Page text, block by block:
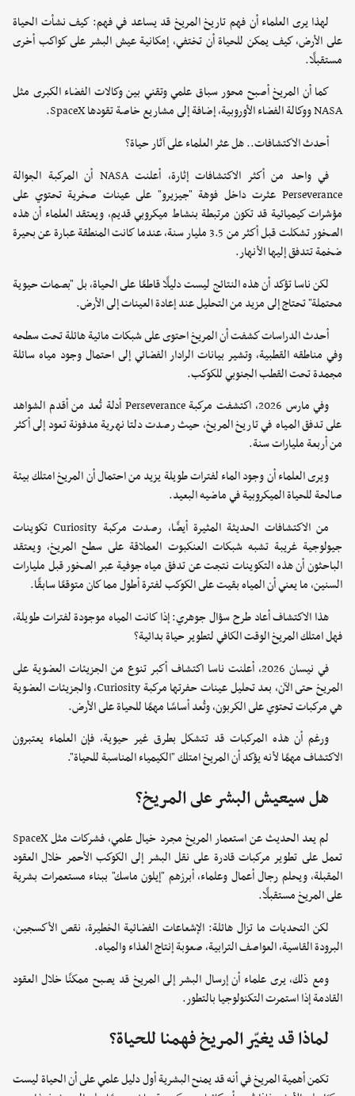
لهذا يرى العلماء أن فهم تاريخ المريخ قد يساعد في فهم: كيف نشأت الحياة
على الأرض، كيف يمكن للحياة أن تختفي، إمكانية عيش البشر على كواكب أخرى
مستقبلًا.
كما أن المريخ أصبح محور سباق علمي وتقني بين وكالات الفضاء الكبرى مثل
NASA ووكالة الفضاء الأوروبية، إضافة إلى مشاريع خاصة تقودها SpaceX.
أحدث الاكتشافات.. هل عثر العلماء على آثار حياة؟
في واحد من أكثر الاكتشافات إثارة، أعلنت NASA أن المركبة الجوالة
Perseverance عثرت داخل فوهة "جيزيرو" على عينات صخرية تحتوي على
مؤشرات كيميائية قد تكون مرتبطة بنشاط ميكروبي قديم، ويعتقد العلماء أن هذه
الصخور تشكلت قبل أكثر من 3.5 مليار سنة، عندما كانت المنطقة عبارة عن بحيرة
ضخمة تتدفق إليها الأنهار.
لكن ناسا تؤكد أن هذه النتائج ليست دليلًا قاطعًا على الحياة، بل "بصمات حيوية
محتملة" تحتاج إلى مزيد من التحليل عند إعادة العينات إلى الأرض.
أحدث الدراسات كشفت أن المريخ احتوى على شبكات مائية هائلة تحت سطحه
وفي مناطقه القطبية، وتشير بيانات الرادار الفضائي إلى احتمال وجود مياه سائلة
مجمدة تحت القطب الجنوبي للكوكب.
وفي مارس 2026، اكتشفت مركبة Perseverance أدلة تُعد من أقدم الشواهد
على تدفق المياه في تاريخ المريخ، حيث رصدت دلتا نهرية مدفونة تعود إلى أكثر
من أربعة مليارات سنة.
ويرى العلماء أن وجود الماء لفترات طويلة يزيد من احتمال أن المريخ امتلك بيئة
صالحة للحياة الميكروبية في ماضيه البعيد.
من الاكتشافات الحديثة المثيرة أيضًا، رصدت مركبة Curiosity تكوينات
جيولوجية غريبة تشبه شبكات العنكبوت العملاقة على سطح المريخ، ويعتقد
الباحثون أن هذه التكوينات نتجت عن تدفق مياه جوفية عبر الصخور قبل مليارات
السنين، ما يعني أن المياه بقيت على الكوكب لفترة أطول مما كان متوقعًا سابقًا.
هذا الاكتشاف أعاد طرح سؤال جوهري: إذا كانت المياه موجودة لفترات طويلة،
فهل امتلك المريخ الوقت الكافي لتطوير حياة بدائية؟
في نيسان 2026، أعلنت ناسا اكتشاف أكبر تنوع من الجزيئات العضوية على
المريخ حتى الآن، بعد تحليل عينات حفرتها مركبة Curiosity، والجزيئات العضوية
هي مركبات تحتوي على الكربون، وتُعد أساسًا مهمًا للحياة على الأرض.
ورغم أن هذه المركبات قد تتشكل بطرق غير حيوية، فإن العلماء يعتبرون
الاكتشاف مهمًا لأنه يؤكد أن المريخ امتلك "الكيمياء المناسبة للحياة".
هل سيعيش البشر على المريخ؟
لم يعد الحديث عن استعمار المريخ مجرد خيال علمي، فشركات مثل SpaceX
تعمل على تطوير مركبات قادرة على نقل البشر إلى الكوكب الأحمر خلال العقود
المقبلة، ويحلم رجال أعمال وعلماء، أبرزهم "إيلون ماسك" ببناء مستعمرات بشرية
على المريخ مستقبلًا.
لكن التحديات ما تزال هائلة: الإشعاعات الفضائية الخطيرة، نقص الأكسجين،
البرودة القاسية، العواصف الترابية، صعوبة إنتاج الغذاء والمياه.
ومع ذلك، يرى علماء أن إرسال البشر إلى المريخ قد يصبح ممكنًا خلال العقود
القادمة إذا استمرت التكنولوجيا بالتطور.
لماذا قد يغيّر المريخ فهمنا للحياة؟
تكمن أهمية المريخ في أنه قد يمنح البشرية أول دليل علمي على أن الحياة ليست